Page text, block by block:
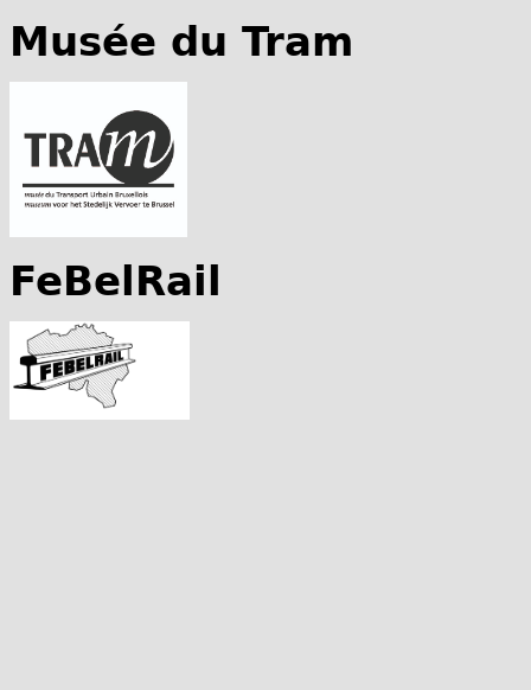
Musée du Tram
FeBelRail